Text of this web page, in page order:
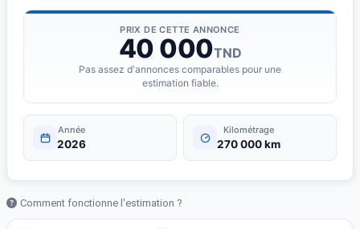
PRIX DE CETTE ANNONCE
40 000TND
Pas assez d'annonces comparables pour une
estimation fiable.
Année
2026
Kilométrage
270 000 km
Comment fonctionne l'estimation ?